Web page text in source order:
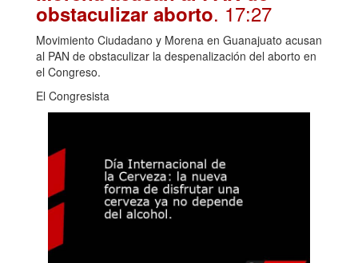
obstaculizar aborto. 17:27
Movimiento Ciudadano y Morena en Guanajuato acusan
al PAN de obstaculizar la despenalización del aborto en
el Congreso.
El Congresista